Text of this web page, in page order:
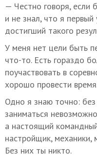
— Честно говоря, если
и не знал, что я
достигший такого
У меня нет цели быть
что-то. Есть гораздо
поучаствовать в
хорошо провести
Одно я знаю точно:
заниматься
а настоящий
настройщик,
Без них ты никто.